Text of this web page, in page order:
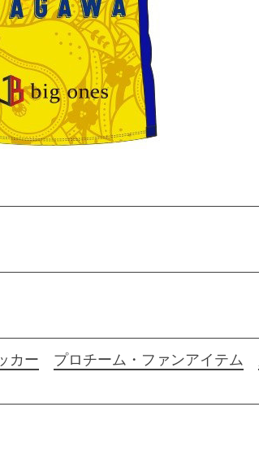
カー プロチーム・ファンアイテム